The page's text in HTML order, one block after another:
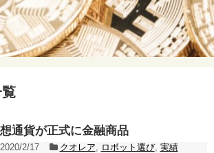
通貨が正式に金融商品
2020/2/17 クオレア ロボット選び, 実績